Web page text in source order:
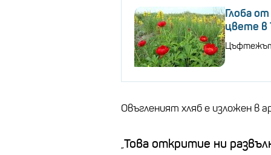
Глоба
цвете в
Овъгленият хляб е изложен в
„Това откритие ни